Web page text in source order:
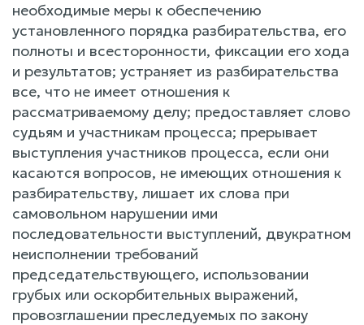
необходимые меры к обеспечению
установленного порядка разбирательства, его
полноты и всесторонности, фиксации его хода
и результатов; устраняет из разбирательства
все, что не имеет отношения к
рассматриваемому делу; предоставляет слово
судьям и участникам процесса; прерывает
выступления участников процесса, если они
касаются вопросов, не имеющих отношения к
разбирательству, лишает их слова при
самовольном нарушении ими
последовательности выступлений, двукратном
неисполнении требований
председательствующего, использовании
грубых или оскорбительных выражений,
провозглашении преследуемых по закону